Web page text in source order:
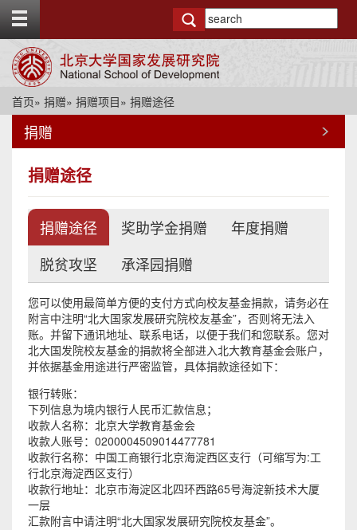
g
o
首页» 捐赠» 捐赠项目» 捐赠途径
捐赠
捐赠途径
捐赠途径 奖助学金捐赠
年度捐赠
脱贫攻坚
承泽园捐赠
您可以使用最简单方便的支付方式向校友基金捐款，请务必在
附言中注明“北大国家发展研究院校友基金”，否则将无法入
账。并留下通讯地址、联系电话，以便于我们和您联系。您对
北大国发院校友基金的捐款将全部进入北大教育基金会账户，
并依据基金用途进行严密监管，具体捐款途径如下：
银行转账：
下列信息为境内银行人民币汇款信息；
收款人名称：北京大学教育基金会
收款人账号：0200004509014477781
收款行名称：中国工商银行北京海淀西区支行（可缩写为:工
行北京海淀西区支行）
收款行地址：北京市海淀区北四环西路65号海淀新技术大厦
一层
汇款附言中请注明“北大国家发展研究院校友基金”。